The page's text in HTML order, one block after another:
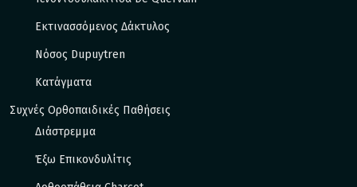
Εκτινασσόμενος Δάκτυλος
Νόσος Dupuytren
Κατάγματα
Συχνές Ορθοπαιδικές Παθήσεις
Διάστρεμμα
Έξω Eπικονδυλίτις